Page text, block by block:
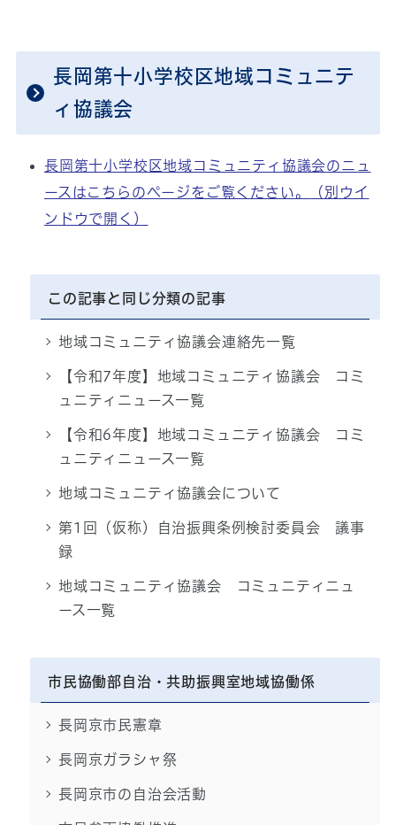
長岡第十小学校区地域コミュニテ
ィ協議会
長岡第十小学校区地域コミュニティ協議会のニュ
ースはこちらのページをご覧ください。
（別ウイ
ンドウで開く）
この記事と同じ分類の記事
地域コミュニティ協議会連絡先一覧
【令和7年度】地域コミュニティ協議会 コミ
ュニティニュース一覧
【令和6年度】地域コミュニティ協議会 コミ
ュニティニュース一覧
地域コミュニティ協議会について
第1回（仮称）自治振興条例検討委員会 議事
録
地域コミュニティ協議会 コミュニティニュ
ース一覧
市民協働部自治・共助振興室地域協働係
長岡京市民憲章
長岡京ガラシャ祭
長岡京市の自治会活動